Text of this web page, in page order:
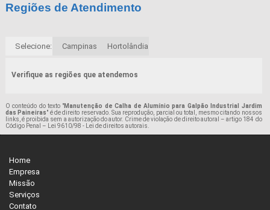
Regiões de Atendimento
Selecione: Campinas Hortolândia
Verifique as regiões que atendemos
O conteúdo do texto "Manutenção de Calha de Alumínio para Galpão Industrial Jardim
das Paineiras" é de direito reservado. Sua reprodução, parcial ou total, mesmo citando nossos
links, é proibida sem a autorização do autor. Crime de violação de direito autoral – artigo 184 do
Código Penal – Lei 9610/98 - Lei de direitos autorais.
Home
Empresa
Missão
Serviços
Contato